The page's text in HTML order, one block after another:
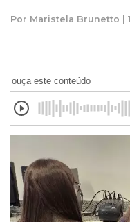
Por Maristela Brunetto |
ouça este conteúdo